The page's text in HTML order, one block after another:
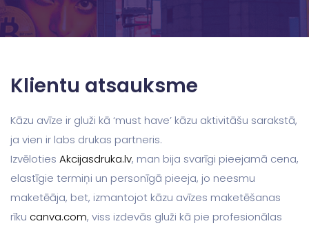
Klientu atsauksme
Kāzu avīze ir gluži kā ‘must have’ kāzu aktivitāšu sarakstā,
ja vien ir labs drukas partneris.
Izvēloties Akcijasdruka.lv, man bija svarīgi pieejamā cena,
elastīgie termiņi un personīgā pieeja, jo neesmu
maketēāja, bet, izmantojot kāzu avīzes maketēšanas
rīku canva.com, viss izdevās gluži kā pie profesionālas